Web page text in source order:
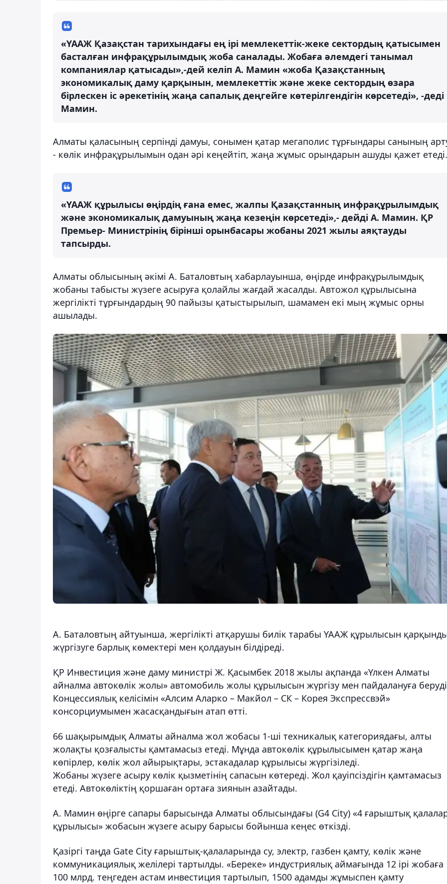
«ҮААЖ Қазақстан тарихындағы ең ірі мемлекеттік-жеке сектордың қатысымен
басталған инфрақұрылымдық жоба саналады. Жобаға әлемдегі танымал
компаниялар қатысады»,-дей келіп А. Мамин «жоба Қазақстанның
экономикалық даму қарқынын, мемлекеттік және жеке сектордың өзара
бірлескен іс әрекетінің жаңа сапалық деңгейге көтерілгендігін көрсетеді», -деді
Мамин.
Алматы қаласының серпінді дамуы, сонымен қатар мегаполис тұрғындары санының
- көлік инфрақұрылымын одан әрі кеңейтіп, жаңа жұмыс орындарын ашуды қажет етеді.
«ҮААЖ құрылысы өңірдің ғана емес, жалпы Қазақстанның инфрақұрылымдық
және экономикалық дамуының жаңа кезеңін көрсетеді»,- дейді А. Мамин. ҚР
Премьер- Министрінің бірінші орынбасары жобаны 2021 жылы аяқтауды
тапсырды.
Алматы облысының әкімі А. Баталовтың хабарлауынша, өңірде инфрақұрылымдық
жобаны табысты жүзеге асыруға қолайлы жағдай жасалды. Автожол құрылысына
жергілікті тұрғындардың 90 пайызы қатыстырылып, шамамен екі мың жұмыс орны
ашылады.
А. Баталовтың айтуынша, жергілікті атқарушы билік тарабы ҮААЖ құрылысын
жүргізуге барлық көмектері мен қолдауын білдіреді.
ҚР Инвестиция және даму министрі Ж. Қасымбек 2018 жылы ақпанда «Үлкен Алматы
айналма автокөлік жолы» автомобиль жолы құрылысын жүргізу мен пайдалануға
Концессиялық келісімін «Алсим Аларко – Макйол – СК – Корея Экспрессвэй»
консорциумымен жасасқандығын атап өтті.
66 шақырымдық Алматы айналма жол жобасы 1-ші техникалық категориядағы, алты
жолақты қозғалысты қамтамасыз етеді. Мұнда автокөлік құрылысымен қатар жаңа
көпірлер, көлік жол айырықтары, эстакадалар құрылысы жүргізіледі.
Жобаны жүзеге асыру көлік қызметінің сапасын көтереді. Жол қауіпсіздігін қамтамасыз
етеді. Автокөліктің қоршаған ортаға зиянын азайтады.
А. Мамин өңірге сапары барысында Алматы облысындағы (G4 City) «4 ғарыштық
құрылысы» жобасын жүзеге асыру барысы бойынша кеңес өткізді.
Қазіргі таңда Gate City ғарыштық-қалаларында су, электр, газбен қамту, көлік және
коммуникациялық желілері тартылды. «Береке» индустриялық аймағында 12 ірі жобаға
100 млрд. теңгеден астам инвестиция тартылып, 1500 адамды жұмыспен қамту